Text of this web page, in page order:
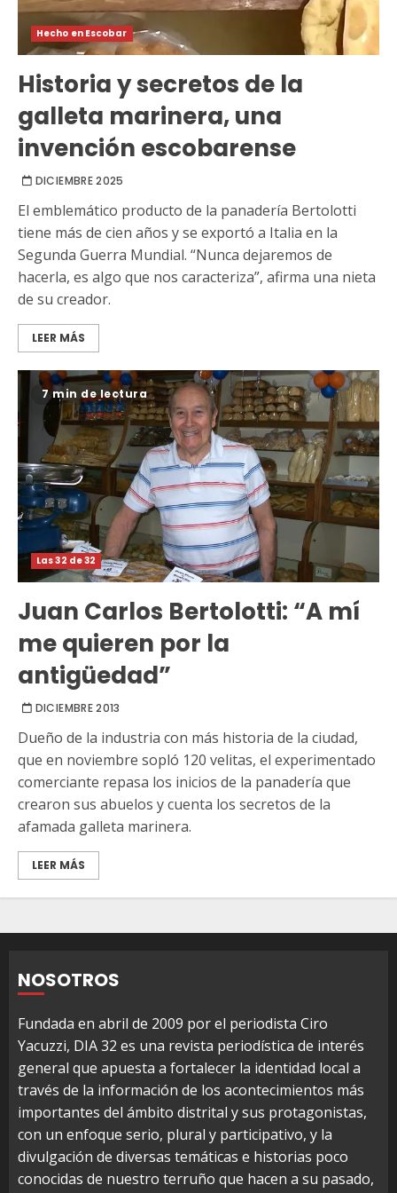
Hecho en Escobar
Historia y secretos de la
galleta marinera, una
invención escobarense
DICIEMBRE 2025
El emblemático producto de la panadería Bertolotti
tiene más de cien años y se exportó a Italia en la
Segunda Guerra Mundial. “Nunca dejaremos de
hacerla, es algo que nos caracteriza”, afirma una nieta
de su creador.
LEER MÁS
7 min de lectura
Las 32 de 32
Juan Carlos Bertolotti: “A mí
me quieren por la
antigüedad”
DICIEMBRE 2013
Dueño de la industria con más historia de la ciudad,
que en noviembre sopló 120 velitas, el experimentado
comerciante repasa los inicios de la panadería que
crearon sus abuelos y cuenta los secretos de la
afamada galleta marinera.
LEER MÁS
NOSOTROS
Fundada en abril de 2009 por el periodista Ciro
Yacuzzi, DIA 32 es una revista periodística de interés
general que apuesta a fortalecer la identidad local a
través de la información de los acontecimientos más
importantes del ámbito distrital y sus protagonistas,
con un enfoque serio, plural y participativo, y la
divulgación de diversas temáticas e historias poco
conocidas de nuestro terruño que hacen a su pasado,